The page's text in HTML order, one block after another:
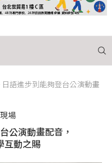
日語進步到能夠登台公演動畫
場
公演動畫配音，
互動之賜